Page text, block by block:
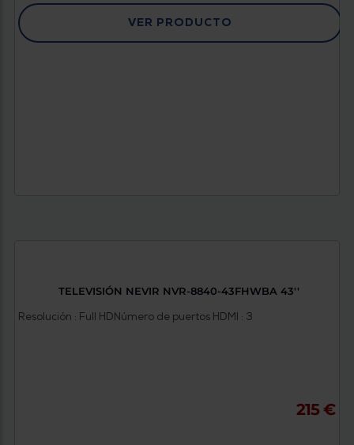
VER PRODUCTO
TELEVISIÓN NEVIR NVR-8840-43FHWBA 43''
Resolución : Full HDNúmero de puertos HDMI : 3
215 €